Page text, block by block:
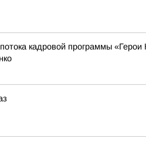
кадровой программы